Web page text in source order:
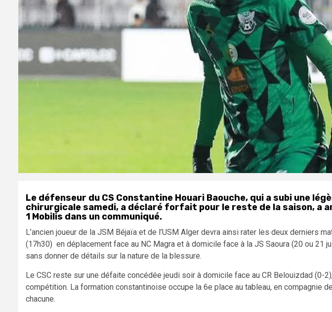
Le défenseur du CS Constantine Houari Baouche, qui a subi une
chirurgicale samedi, a déclaré forfait pour le reste de la saison, a
1 Mobilis dans un communiqué.
L’ancien joueur de la JSM Béjaïa et de l’USM Alger devra ainsi rater les deux derniers
(17h30) en déplacement face au NC Magra et à domicile face à la JS Saoura (20 ou 21
sans donner de détails sur la nature de la blessure.
Le CSC reste sur une défaite concédée jeudi soir à domicile face au CR Belouizdad (0-
compétition. La formation constantinoise occupe la 6e place au tableau, en compagnie
chacune.